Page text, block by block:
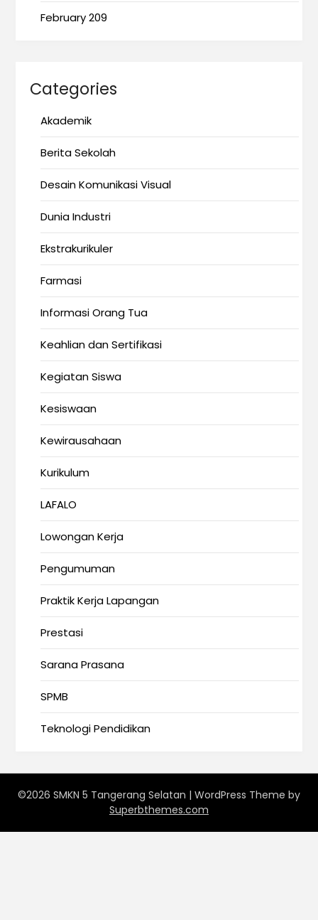
February 209
Categories
Akademik
Berita Sekolah
Desain Komunikasi Visual
Dunia Industri
Ekstrakurikuler
Farmasi
Informasi Orang Tua
Keahlian dan Sertifikasi
Kegiatan Siswa
Kesiswaan
Kewirausahaan
Kurikulum
LAFALO
Lowongan Kerja
Pengumuman
Praktik Kerja Lapangan
Prestasi
Sarana Prasana
SPMB
Teknologi Pendidikan
©2026 SMKN 5 Tangerang Selatan | WordPress Theme by
Superbthemes.com